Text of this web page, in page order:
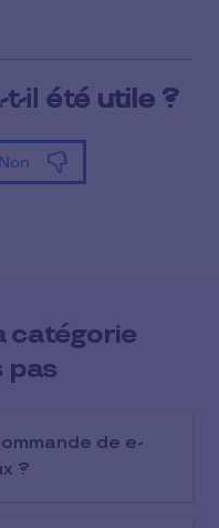
catégorie
pas
de e-
?